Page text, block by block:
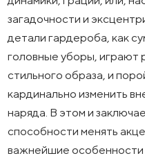
загадочности и
детали гардероба, как
головные уборы,
стильного образа, и
кардинально изменить
наряда. В этом и
способности менять
важнейшие особенности